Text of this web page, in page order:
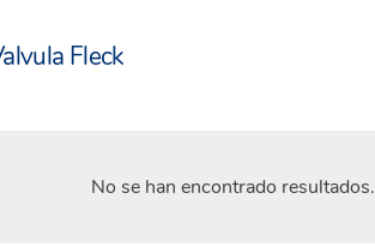
Fleck
No se han encontrado resultados.